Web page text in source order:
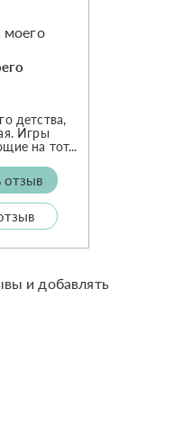
детства,
Игры
на тот...
отзыв
и добавлять